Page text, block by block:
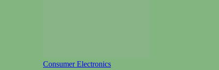
Consumer Electronics